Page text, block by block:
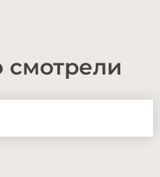
смотрели